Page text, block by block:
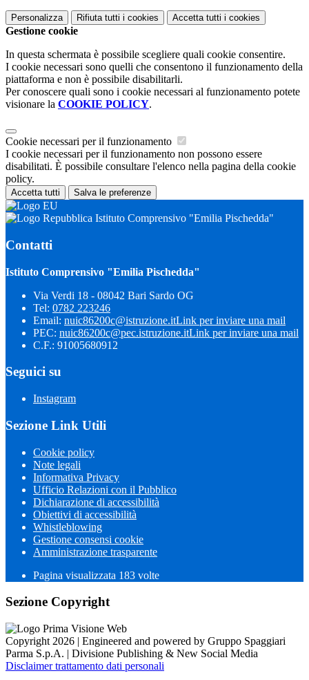
Personalizza Rifiuta tutti i cookies Accetta tutti i cookies
Gestione cookie
In questa schermata è possibile scegliere quali cookie consentire.
I cookie necessari sono quelli che consentono il funzionamento della
piattaforma e non è possibile disabilitarli.
Per conoscere quali sono i cookie necessari al funzionamento potete
visionare la COOKIE POLICY.
Cookie necessari per il funzionamento
I cookie necessari per il funzionamento non possono essere
disabilitati. È possibile consultare l'elenco nella pagina della cookie
policy.
Accetta tutti Salva le preferenze
Istituto Comprensivo "Emilia Pischedda"
Contatti
Istituto Comprensivo "Emilia Pischedda"
Via Verdi 18 - 08042 Bari Sardo OG
Tel: 0782 223246
Email: nuic86200c@istruzione.itLink per inviare una mail
PEC: nuic86200c@pec.istruzione.itLink per inviare una mail
C.F.: 91005680912
Seguici su
Instagram
Sezione Link Utili
Cookie policy
Note legali
Informativa Privacy
Ufficio Relazioni con il Pubblico
Dichiarazione di accessibilità
Obiettivi di accessibilità
Whistleblowing
Gestione consensi cookie
Amministrazione trasparente
Pagina visualizzata 183 volte
Sezione Copyright
Copyright 2026 | Engineered and powered by Gruppo Spaggiari
Parma S.p.A. | Divisione Publishing & New Social Media
Disclaimer trattamento dati personali